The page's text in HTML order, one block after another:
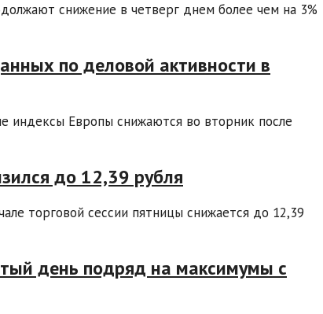
снижение в четверг днем более чем на 3%
по деловой активности в
индексы Европы снижаются во вторник после
до 12,39 рубля
торговой сессии пятницы снижается до 12,39
день подряд на максимумы с